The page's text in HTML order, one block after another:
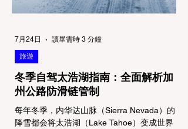
冬季自驾太浩湖指南：全面解析加
州公路防滑链管制
每年冬季，内华达山脉（Sierra Nevada）的
降雪都会将太浩湖（Lake Tahoe）变成世界
旅遊
7月24日 讀畢需時 3 分鐘